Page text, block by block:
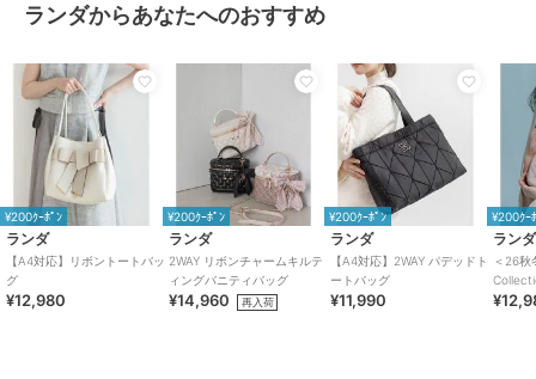
性別タイプ
レディース
レディース
トートバッグ
カラー
ブラック、アイボリー、ベージ
ュ、ピンク、ブルー
サイズ FREE
素材
生地
商品のお取り扱い方法
バッグ
ランダからあなたへのおすすめ
¥200ｸｰﾎﾟﾝ
ランダ
【A4対応】リボントートバッ
グ
¥12,980
¥200ｸｰﾎﾟﾝ
ランダ
2WAY リボンチャームキルテ
ィングバニティバッグ
¥14,960 再入荷
¥200ｸｰﾎﾟﾝ
ランダ
【A4対応】2WAY パデッドト
ートバッグ
¥11,990
¥200ｸｰ
ランダ
＜26秋
テール